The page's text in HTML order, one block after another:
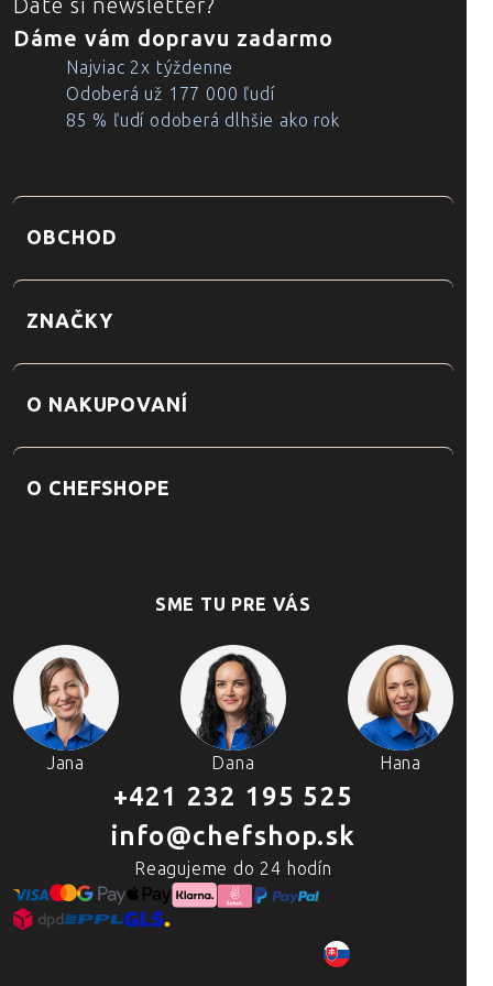
Dáte si newsletter?
Dáme vám dopravu zadarmo
Najviac 2x týždenne
Odoberá už 177 000 ľudí
85 % ľudí odoberá dlhšie ako rok
OBCHOD
ZNAČKY
O NAKUPOVANÍ
O CHEFSHOPE
SME TU PRE VÁS
Jana Dana Hana
+421 232 195 525
info@chefshop.sk
Reagujeme do 24 hodín